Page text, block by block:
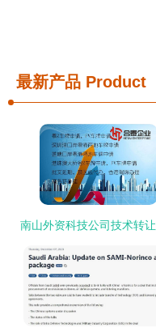
最新产品 Product